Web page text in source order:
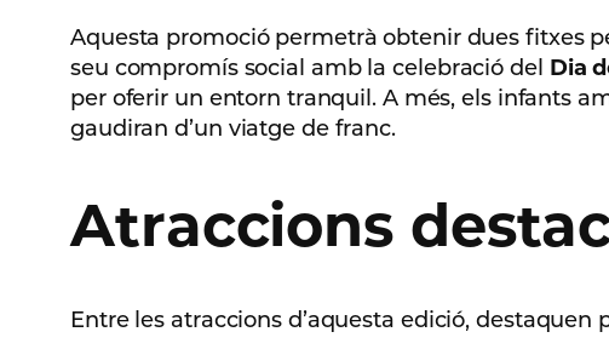
Aquesta promoció permetrà obtenir dues fitxes
seu compromís social amb la celebració del Dia
per oferir un entorn tranquil. A més, els infants
gaudiran d’un viatge de franc.
Atraccions
Entre les atraccions d’aquesta edició, destaquen